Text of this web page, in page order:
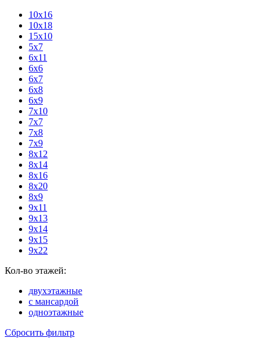
10х16
10х18
15х10
5х7
6х11
6х6
6х7
6х8
6х9
7х10
7х7
7х8
7х9
8х12
8х14
8х16
8х20
8х9
9х11
9х13
9х14
9х15
9х22
Кол-во этажей:
двухэтажные
с мансардой
одноэтажные
Сбросить фильтр